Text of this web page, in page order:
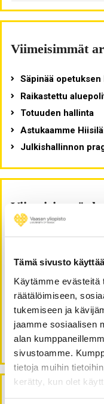
Tämä sivusto
Käytämme evästeitä
räätälöimiseen,
tukemiseen ja
jaamme sosiaalisen
alan
sivustoamme.
tietoja muihin
kerätty, kun olet
Viimeisimmät
Säpinää
Raikastettu
Totuuden hallinta
Astukaamme
Julkishallinnon
Viimeisimmät
Nimetön:
Julkishallinnon
Erkki Keski-Nisula:
Ilkka Luoto:
Aluekehityksen
Erkki Keski-Nisula:
Aluekehityksen